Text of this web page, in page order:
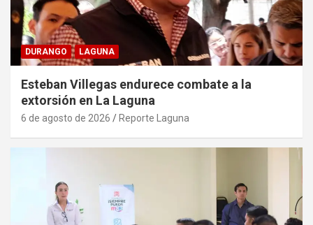
DURANGO LAGUNA
Esteban Villegas endurece combate a la
extorsión en La Laguna
6 de agosto de 2026 Reporte Laguna